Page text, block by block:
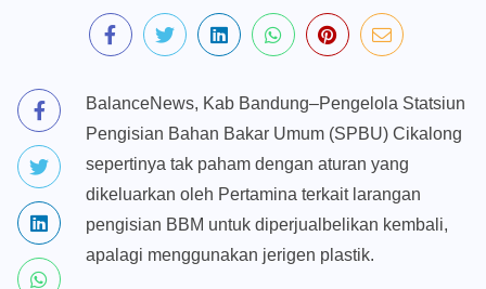
BalanceNews, Kab Bandung–Pengelola Statsiun
Pengisian Bahan Bakar Umum (SPBU) Cikalong
sepertinya tak paham dengan aturan yang
dikeluarkan oleh Pertamina terkait larangan
pengisian BBM untuk diperjualbelikan kembali,
apalagi menggunakan jerigen plastik.